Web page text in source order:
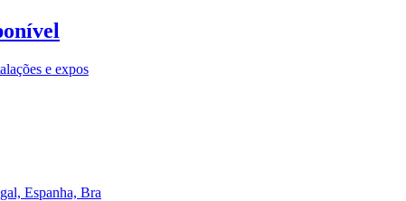
e expos
Espanha, Bra